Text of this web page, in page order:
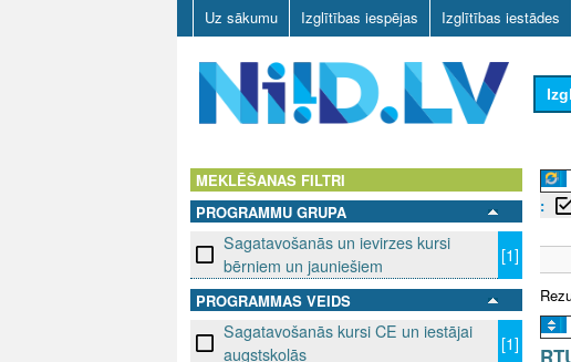
Uz sākumu Izglītības iespējas Izglītības iestādes
D
MEKLĒŠANAS FILTRI
PROGRAMMU GRUPA
Sagatavošanās un ievirzes kursi
bērniem un jauniešiem
[1]
PROGRAMMAS VEIDS
Sagatavošanās kursi CE un iestājai
augstskolās
[1]
: